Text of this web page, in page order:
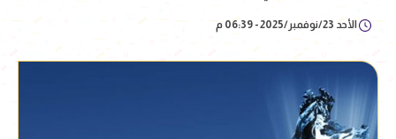
الأحد 23/نوفمبر/2025 - 06:39 م